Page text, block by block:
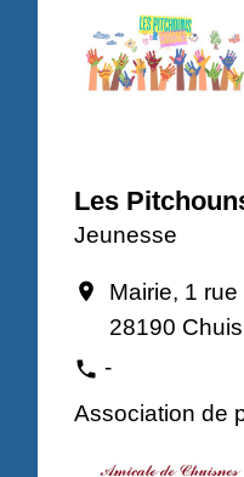
Les
Jeunesse
location_on
Mairie, 1
28190
phone -
Association de